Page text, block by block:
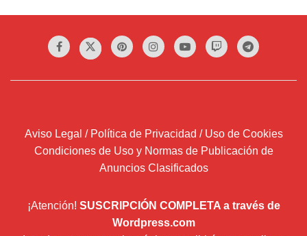
Aviso Legal / Política de Privacidad / Uso de Cookies
Condiciones de Uso y Normas de Publicación de
Anuncios Clasificados
¡Atención! SUSCRIPCIÓN COMPLETA a través de
Wordpress.com